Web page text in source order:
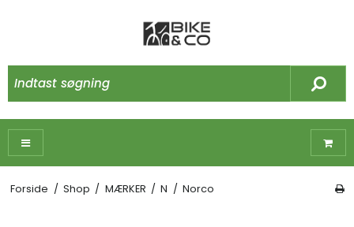
Forside / Shop / MÆRKER / N / Norco